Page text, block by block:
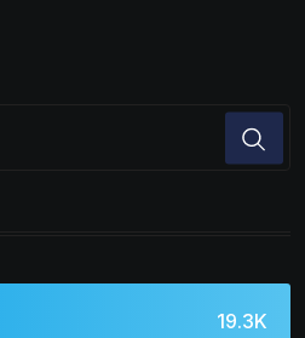
19.3K